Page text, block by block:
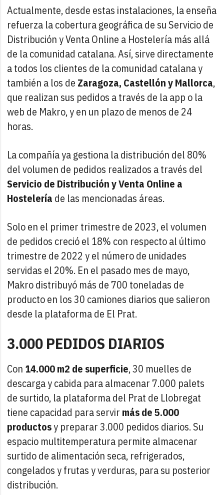
Actualmente, desde estas instalaciones, la enseña
refuerza la cobertura geográfica de su Servicio de
Distribución y Venta Online a Hostelería más allá
de la comunidad catalana. Así, sirve directamente
a todos los clientes de la comunidad catalana y
también a los de Zaragoza, Castellón y Mallorca,
que realizan sus pedidos a través de la app o la
web de Makro, y en un plazo de menos de 24
horas.
La compañía ya gestiona la distribución del 80%
del volumen de pedidos realizados a través del
Servicio de Distribución y Venta Online a
Hostelería de las mencionadas áreas.
Solo en el primer trimestre de 2023, el volumen
de pedidos creció el 18% con respecto al último
trimestre de 2022 y el número de unidades
servidas el 20%. En el pasado mes de mayo,
Makro distribuyó más de 700 toneladas de
producto en los 30 camiones diarios que salieron
desde la plataforma de El Prat.
3.000 PEDIDOS DIARIOS
Con 14.000 m2 de superficie, 30 muelles de
descarga y cabida para almacenar 7.000 palets
de surtido, la plataforma del Prat de Llobregat
tiene capacidad para servir más de 5.000
productosy preparar 3.000 pedidos diarios. Su
espacio multitemperatura permite almacenar
surtido de alimentación seca, refrigerados,
congelados y frutas y verduras, para su posterior
distribución.